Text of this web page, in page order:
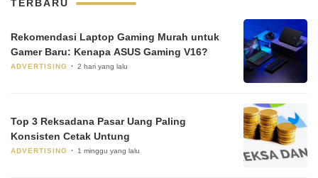
TERBARU
Rekomendasi Laptop Gaming Murah untuk
Gamer Baru: Kenapa ASUS Gaming V16?
ADVERTISING 2 hari yang lalu
Top 3 Reksadana Pasar Uang Paling
Konsisten Cetak Untung
ADVERTISING 1 minggu yang lalu